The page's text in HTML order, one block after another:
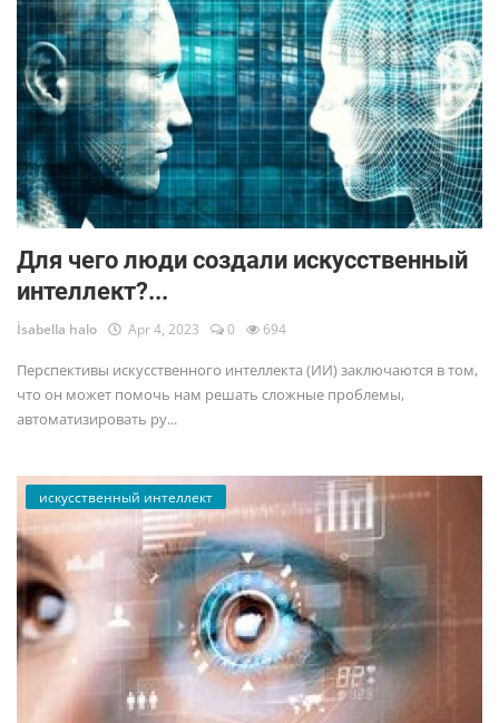
Для чего люди создали искусственный
интеллект?...
İsabella halo Apr 4, 2023 0 694
Перспективы искусственного интеллекта (ИИ) заключаются в том,
что он может помочь нам решать сложные проблемы,
автоматизировать ру...
искусственный интеллект